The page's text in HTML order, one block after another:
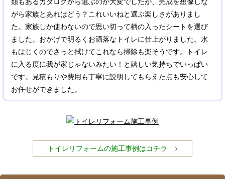
類もあるカタログから選ぶのが大変でしたが、完成を想像しな
がら家族とあれはどう？これいいねと選ぶ楽しさがありまし
た。家族しか使わないので思い切って柄の入ったシートを選び
ました。おかげで明るくお洒落なトイレに仕上がりました。水
もはじくのでさっと拭けてこれなら掃除も楽そうです。トイレ
に入る度に我が家じゃないみたい！と嬉しい気持ちでいっぱい
です。見積もりや費用も丁寧に説明してもらえた点も安心して
お任せができました。
トイレリフォームの施工事例はコチラ